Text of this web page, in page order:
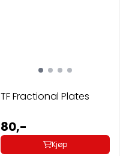
TF Fractional Plates
80,-
Kjøp